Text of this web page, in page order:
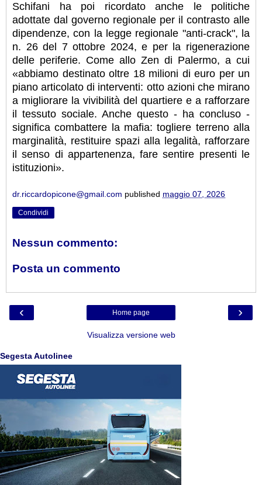
Schifani ha poi ricordato anche le politiche
adottate dal governo regionale per il contrasto alle
dipendenze, con la legge regionale "anti-crack", la
n. 26 del 7 ottobre 2024, e per la rigenerazione
delle periferie. Come allo Zen di Palermo, a cui
«abbiamo destinato oltre 18 milioni di euro per un
piano articolato di interventi: otto azioni che mirano
a migliorare la vivibilità del quartiere e a rafforzare
il tessuto sociale. Anche questo - ha concluso -
significa combattere la mafia: togliere terreno alla
marginalità, restituire spazi alla legalità, rafforzare
il senso di appartenenza, fare sentire presenti le
istituzioni».
dr.riccardopicone@gmail.com published maggio 07, 2026
Condividi
Nessun commento:
Posta un commento
‹ ›
Home page
Visualizza versione web
Segesta Autolinee